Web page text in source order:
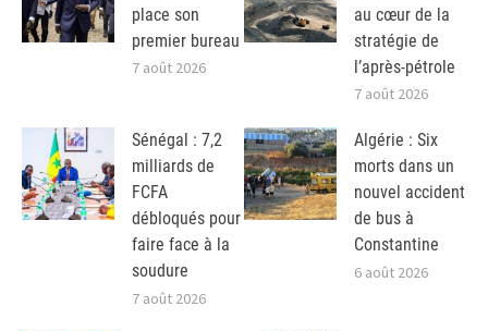
place son
premier bureau
7 août 2026
au cœur de la
stratégie de
l’après-pétrole
7 août 2026
Sénégal : 7,2
milliards de
FCFA
débloqués pour
faire face à la
soudure
7 août 2026
Algérie : Six
morts dans un
nouvel accident
de bus à
Constantine
6 août 2026